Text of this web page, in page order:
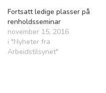
Fortsatt ledige plasser på
renholdsseminar
november 15, 2016
i "Nyheter fra
Arbeidstilsynet"